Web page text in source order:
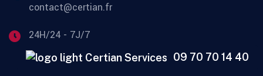
contact@certian.fr
24H/24 - 7J/7
09 70 70 14 40